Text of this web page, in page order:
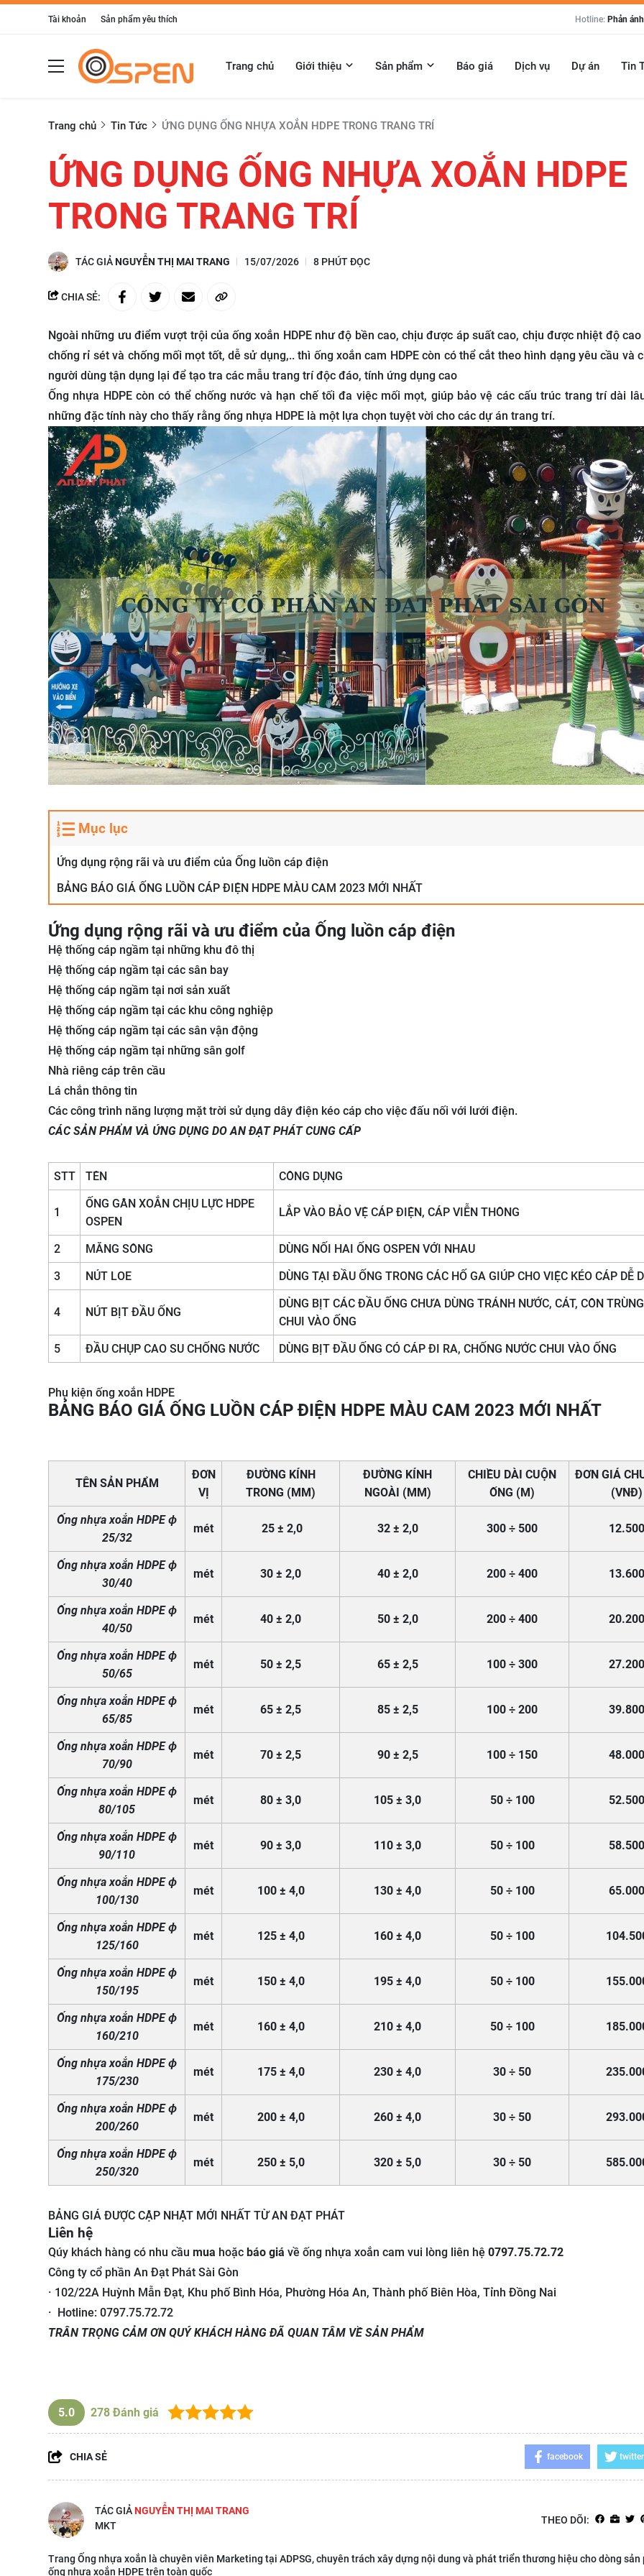
Tài khoản Sản phẩm yêu thích Hotline: Phản
Trang chủ Giới thiệu Sản phẩm Báo giá Dịch vụ Dự án Tin
Trang chủ Tin Tức ỨNG DỤNG ỐNG NHỰA XOẮN HDPE TRONG TRANG TRÍ
ỨNG DỤNG ỐNG NHỰA XOẮN HDPE
TRONG TRANG TRÍ
TÁC GIẢNGUYỄN THỊ MAI TRANG 15/07/2026 8 PHÚT ĐỌC
CHIA SẺ:
Ngoài những ưu điểm vượt trội của ống xoắn HDPE như độ bền cao, chịu được áp suất cao, chịu được nhiệt độ cao
chống rỉ sét và chống mối mọt tốt, dễ sử dụng,.. thì ống xoắn cam HDPE còn có thể cắt theo hình dạng yêu cầu và
người dùng tận dụng lại để tạo tra các mẫu trang trí độc đáo, tính ứng dụng cao
Ống nhựa HDPE còn có thể chống nước và hạn chế tối đa việc mối mọt, giúp bảo vệ các cấu trúc trang trí dài
những đặc tính này cho thấy rằng ống nhựa HDPE là một lựa chọn tuyệt vời cho các dự án trang trí.
Mục lục
Ứng dụng rộng rãi và ưu điểm của Ống luồn cáp điện
BẢNG BÁO GIÁ ỐNG LUỒN CÁP ĐIỆN HDPE MÀU CAM 2023 MỚI NHẤT
Ứng dụng rộng rãi và ưu điểm của Ống luồn cáp điện
Hệ thống cáp ngầm tại những khu đô thị
Hệ thống cáp ngầm tại các sân bay
Hệ thống cáp ngầm tại nơi sản xuất
Hệ thống cáp ngầm tại các khu công nghiệp
Hệ thống cáp ngầm tại các sân vận động
Hệ thống cáp ngầm tại những sân golf
Nhà riêng cáp trên cầu
Lá chắn thông tin
Các công trình năng lượng mặt trời sử dụng dây điện kéo cáp cho việc đấu nối với lưới điện.
CÁC SẢN PHẨM VÀ ỨNG DỤNG DO AN ĐẠT PHÁT CUNG CẤP
STT TÊN CÔNG DỤNG
1
ỐNG GÂN XOẮN CHỊU LỰC HDPE
OSPEN
LẮP VÀO BẢO VỆ CÁP ĐIỆN, CÁP VIỄN THÔNG
2 MĂNG SÔNG
DÙNG NỐI HAI ỐNG OSPEN VỚI NHAU
3
NÚT LOE DÙNG TẠI ĐẦU ỐNG TRONG CÁC HỐ GA GIÚP CHO VIỆC KÉO CÁP DỄ
4 NÚT BỊT ĐẦU ỐNG
DÙNG BỊT CÁC ĐẦU ỐNG CHƯA DÙNG TRÁNH NƯỚC, CÁT, CÔN
CHUI VÀO ỐNG
5
ĐẦU CHỤP CAO SU CHỐNG NƯỚC DÙNG BỊT ĐẦU ỐNG CÓ CÁP ĐI RA, CHỐNG NƯỚC CHUI VÀO ỐNG
Phụ kiện ống xoắn HDPE
BẢNG BÁO GIÁ ỐNG LUỒN CÁP ĐIỆN HDPE MÀU CAM 2023 MỚI NHẤT
TÊN SẢN PHẨM
ĐƠN
VỊ
ĐƯỜNG KÍNH
TRONG (MM)
ĐƯỜNG KÍNH
NGOÀI (MM)
CHIỀU DÀI CUỘN
ỐNG (M)
ĐƠN GIÁ
(VNĐ)
Ống nhựa xoắn HDPE ϕ
25/32
mét 25 ± 2,0 32 ± 2,0 300÷ 500
Ống nhựa xoắn HDPE ϕ
30/40
mét 30 ± 2,0 40 ± 2,0 200÷ 400
Ống nhựa xoắn HDPE ϕ
40/50
mét 40 ± 2,0 50 ± 2,0 200÷ 400
Ống nhựa xoắn HDPE ϕ
50/65
mét 50 ± 2,5 65 ± 2,5 100÷ 300
Ống nhựa xoắn HDPE ϕ
65/85
mét 65 ± 2,5 85 ± 2,5 100÷ 200
Ống nhựa xoắn HDPE ϕ
70/90
mét 70 ± 2,5 90 ± 2,5 100÷ 150
Ống nhựa xoắn HDPE ϕ
80/105
mét 80 ± 3,0 105 ± 3,0 50 ÷100
Ống nhựa xoắn HDPE ϕ
90/110
mét 90 ± 3,0 110 ± 3,0 50 ÷100
Ống nhựa xoắn HDPE ϕ
100/130
mét 100 ± 4,0 130 ± 4,0 50 ÷100
Ống nhựa xoắn HDPE ϕ
125/160
mét 125 ± 4,0 160 ± 4,0 50 ÷100
Ống nhựa xoắn HDPE ϕ
150/195
mét 150 ± 4,0 195 ± 4,0 50 ÷100
Ống nhựa xoắn HDPE ϕ
160/210
mét 160 ± 4,0 210 ± 4,0 50 ÷100
Ống nhựa xoắn HDPE ϕ
175/230
mét 175 ± 4,0 230 ± 4,0 30÷ 50
Ống nhựa xoắn HDPE ϕ
200/260
mét 200 ± 4,0 260 ± 4,0 30÷ 50
Ống nhựa xoắn HDPE ϕ
250/320
mét 250 ± 5,0 320 ± 5,0 30÷ 50
BẢNG GIÁ ĐƯỢC CẬP NHẬT MỚI NHẤT TỪ AN ĐẠT PHÁT
Liên hệ
Qúy khách hàng có nhu cầu mua hoặc báo giá về ống nhựa xoắn cam vui lòng liên hệ 0797.75.72.72
Công ty cổ phần An Đạt Phát Sài Gòn
· 102/22A Huỳnh Mẫn Đạt, Khu phố Bình Hóa, Phường Hóa An, Thành phố Biên Hòa, Tỉnh Đồng Nai
· Hotline: 0797.75.72.72
TRÂN TRỌNG CẢM ƠN QUÝ KHÁCH HÀNG ĐÃ QUAN TÂM VỀ SẢN PHẨM
5.0 278Đánh giá
CHIA SẺ facebook twitter
TÁC GIẢNGUYỄN THỊ MAI TRANG
MKT
THEO DÕI:
Trang Ống nhựa xoắn là chuyên viên Marketing tại ADPSG, chuyên trách xây dựng nội dung và phát triển thương hiệu cho dòng sản
ống nhựa xoắn HDPE trên toàn quốc